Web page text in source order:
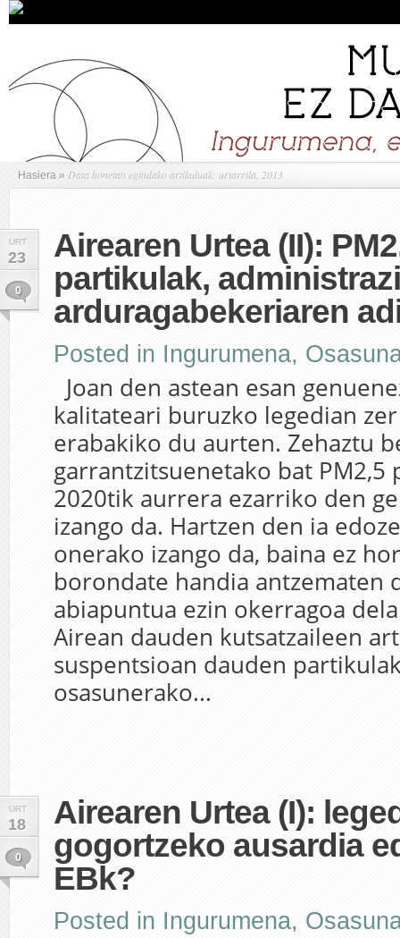
Hasiera » Data honetan egindako artikuluak: urtarrila, 2013
URT
23
0
Airearen Urtea (II):
partikulak,
arduragabekeriaren
Posted in Ingurumena,
Joan den astean esan
kalitateari buruzko legedian
erabakiko du aurten. Zehaztu
garrantzitsuenetako bat PM2,5
2020tik aurrera ezarriko den
izango da. Hartzen den ia
onerako izango da, baina ez
borondate handia antzematen
abiapuntua ezin okerragoa
Airean dauden kutsatzaileen
suspentsioan dauden
osasunerako...
URT
18
0
Airearen Urtea (I):
gogortzeko ausardia
EBk?
Posted in Ingurumena,